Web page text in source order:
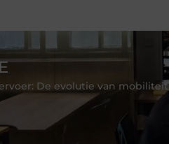
De evolutie van mobiliteit